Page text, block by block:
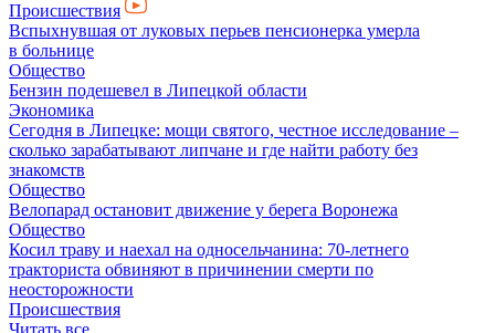
Происшествия
Вспыхнувшая от луковых перьев пенсионерка умерла
в больнице
Общество
Бензин подешевел в Липецкой области
Экономика
Сегодня в Липецке: мощи святого, честное исследование –
сколько зарабатывают липчане и где найти работу без
знакомств
Общество
Велопарад остановит движение у берега Воронежа
Общество
Косил траву и наехал на односельчанина: 70-летнего
тракториста обвиняют в причинении смерти по
неосторожности
Происшествия
Читать все